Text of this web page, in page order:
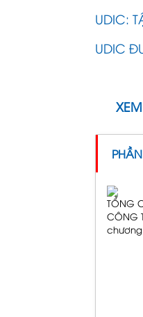
UDIC:
UDIC
TỔNG
CÔNG